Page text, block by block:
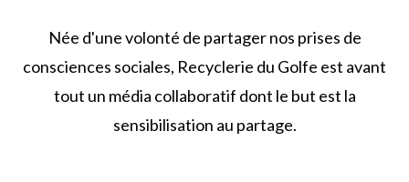
Née d'une volonté de partager nos prises de
consciences sociales, Recyclerie du Golfe est avant
tout un média collaboratif dont le but est la
sensibilisation au partage.